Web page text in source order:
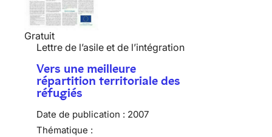
Gratuit
Lettre de l’asile et de l’intégration
Vers une meilleure
répartition territoriale des
réfugiés
Date de publication : 2007
Thématique :